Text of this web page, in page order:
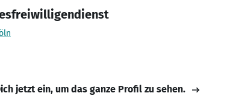
jetzt ein, um das ganze Profil zu sehen.